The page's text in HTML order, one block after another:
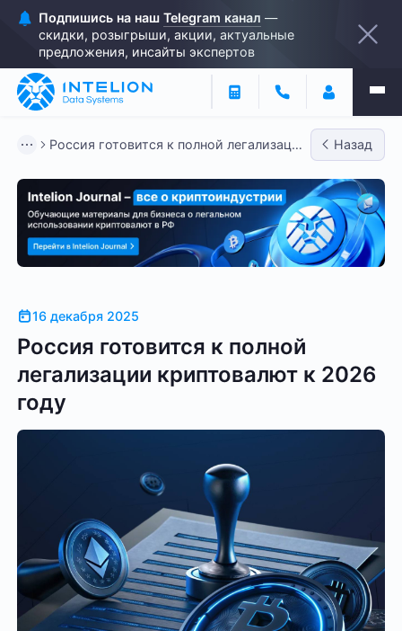
Подпишись на наш Telegram канал —
скидки, розыгрыши, акции, актуальные
предложения, инсайты экспертов
Россия готовится к полной легализации
Назад
16 декабря 2025
Россия готовится к полной
легализации криптовалют к 2026
году